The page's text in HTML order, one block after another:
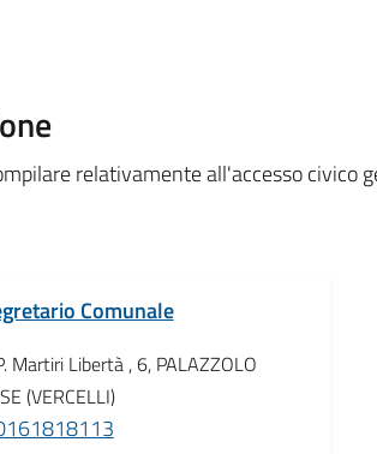
relativamente all'accesso civico
Comunale
Martiri Libertà , 6, PALAZZOLO
(VERCELLI)